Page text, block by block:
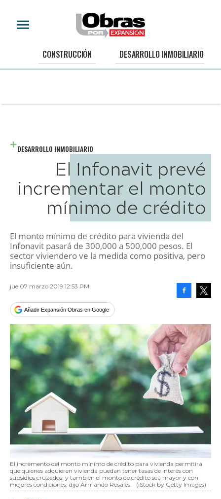
CONSTRUCCIÓN DESARROLLO INMOBILIARIO
DESARROLLO INMOBILIARIO
El Infonavit prevé
incrementar el monto
mínimo de crédito
El monto mínimo de crédito para vivienda del
Infonavit pasará de 300,000 a 500,000 pesos. El
sector viviendero ve la medida como positiva, pero
insuficiente aún.
jue 07 marzo 2019 12:53 PM
Añadir Expansión Obras en Google
El incremento del monto mínimo de crédito para vivienda permitirá
que quienes adquieren vivienda puedan tener tasas de interés con
subsidios cruzados, y también el monto de crédito sea mayor y con
mejores condiciones, dijo Armando Rosales.
(iStock by Getty Images)